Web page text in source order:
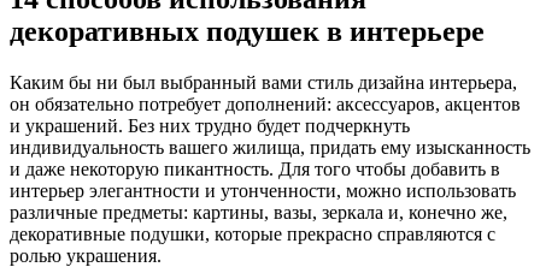
декоративных подушек в интерьере
Каким бы ни был выбранный вами стиль дизайна интерьера,
он обязательно потребует дополнений: аксессуаров, акцентов
и украшений. Без них трудно будет подчеркнуть
индивидуальность вашего жилища, придать ему изысканность
и даже некоторую пикантность. Для того чтобы добавить в
интерьер элегантности и утонченности, можно использовать
различные предметы: картины, вазы, зеркала и, конечно же,
декоративные подушки, которые прекрасно справляются с
ролью украшения.